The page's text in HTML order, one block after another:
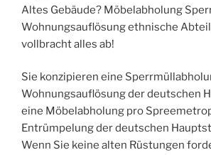
Altes Gebäude? Möbelabholung
Wohnungsauflösung ethnische
vollbracht alles ab!
Sie konzipieren eine
Wohnungsauflösung der deutschen
eine Möbelabholung pro
Entrümpelung der deutschen
Wenn Sie keine alten Rüstungen